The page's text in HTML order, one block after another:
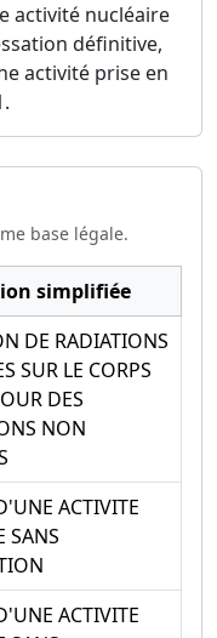
activité nucléaire
définitive,
activité prise en
base légale.
simplifiée
DE RADIATIONS
SUR LE CORPS
DES
NON
ACTIVITE
SANS
ACTIVITE